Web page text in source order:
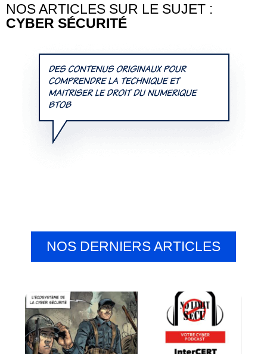
NOS ARTICLES SUR LE SUJET :
CYBER SÉCURITÉ
NOS DERNIERS ARTICLES